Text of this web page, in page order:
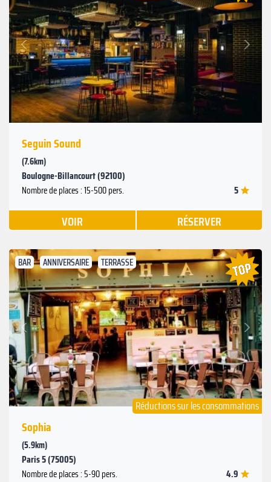
Précédent
Suivant
Seguin Sound
(7.6km)
Boulogne-Billancourt (92100)
Nombre de places : 15-500 pers. 5
VOIR RÉSERVER
BAR ANNIVERSAIRE TERRASSE
Précédent
Suivant
Réductions sur les consommations
Sophia
(5.9km)
Paris 5 (75005)
Nombre de places : 5-90 pers. 4.9